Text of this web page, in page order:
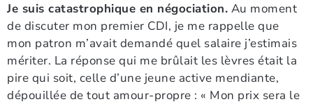
Je suis catastrophique en négociation. Au moment
de discuter mon premier CDI, je me rappelle que
mon patron m’avait demandé quel salaire j’estimais
mériter. La réponse qui me brûlait les lèvres était la
pire qui soit, celle d’une jeune active mendiante,
dépouillée de tout amour-propre : « Mon prix sera le